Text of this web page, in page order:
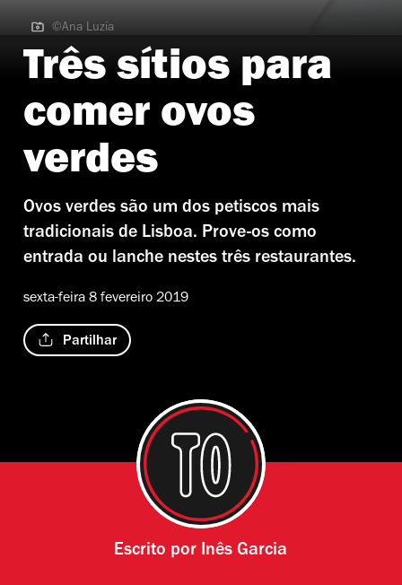
©Ana Luzia
©Ana Luzia
Três sítios para
comer ovos
verdes
Ovos verdes são um dos petiscos mais
tradicionais de Lisboa. Prove-os como
entrada ou lanche nestes três restaurantes.
sexta-feira 8 fevereiro 2019
Partilhar
Escrito por Inês Garcia